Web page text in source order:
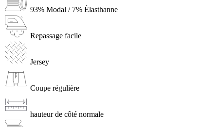
93% Modal / 7% Élasthanne
Repassage facile
Jersey
Coupe régulière
hauteur de côté normale